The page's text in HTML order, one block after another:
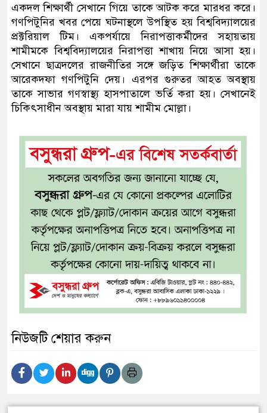
একদল শিক্ষার্থী সেখানে গিয়ে তাকে আটক করে মারধর করে।
গণপিটুনির খবর পেয়ে ঘটনাস্থলে উপস্থিত হয় বিশ্ববিদ্যালয়ের
প্রক্টরিয়াল টিম। একপর্যায়ে নিরাপত্তাকর্মীদের সহায়তায়
শামীমকে বিশ্ববিদ্যালয়ের নিরাপত্তা শাখায় নিয়ে আসা হয়।
সেখানে ছাত্রদলের রাজনীতির সঙ্গে জড়িত শিক্ষার্থীরা তাকে
আরেকদফা গণপিটুনি দেয়। এরপর গুরুতর আহত অবস্থায়
তাকে সাভার গণস্বাস্থ্য হাসপাতালে ভর্তি করা হয়। সেখানেই
চিকিৎসাধীন অবস্থায় মারা যায় শামীম মোল্লা।
নিউজটি শেয়ার করুন